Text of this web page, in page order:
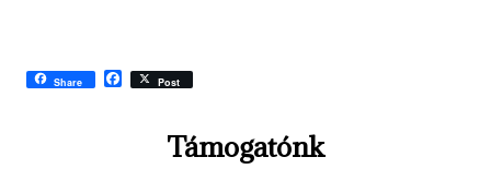
Share F
a Post
Támogatónk